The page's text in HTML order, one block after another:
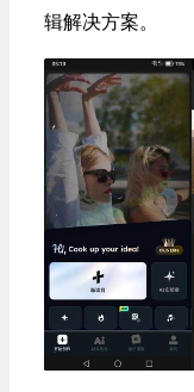
辑解决方案。